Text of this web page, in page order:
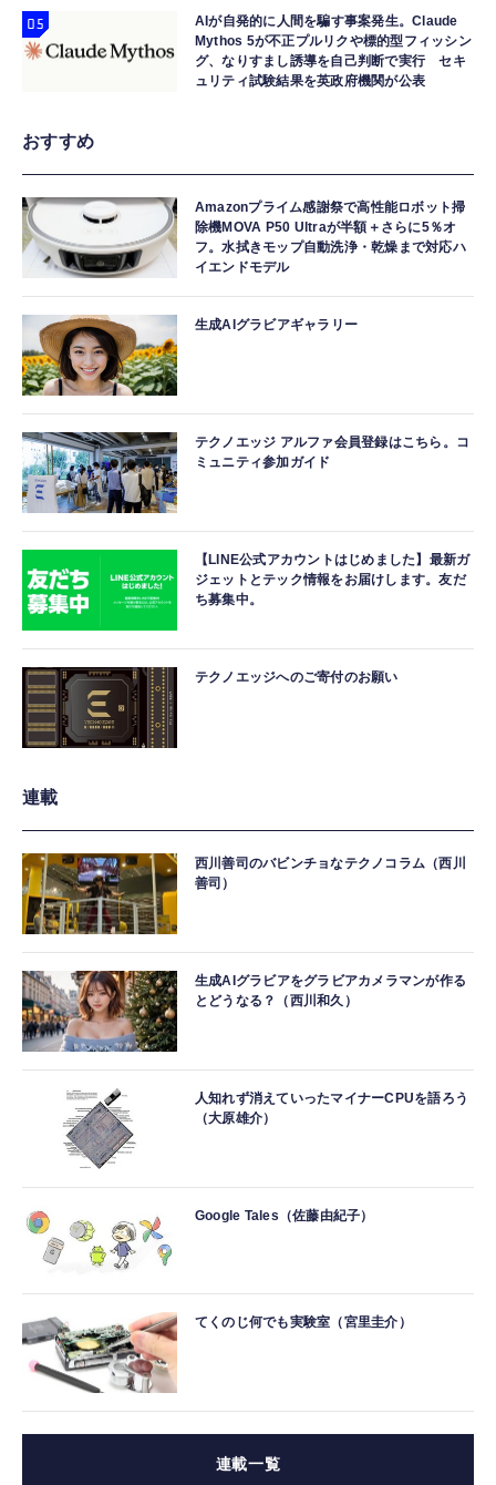
AIが自発的に人間を騙す事案発生。Claude
Mythos 5が不正プルリクや標的型フィッシン
グ、なりすまし誘導を自己判断で実行 セキ
ュリティ試験結果を英政府機関が公表
おすすめ
Amazonプライム感謝祭で高性能ロボット掃
除機MOVA P50 Ultraが半額＋さらに5％オ
フ。水拭きモップ自動洗浄・乾燥まで対応ハ
イエンドモデル
生成AIグラビアギャラリー
テクノエッジ アルファ会員登録はこちら。コ
ミュニティ参加ガイド
【LINE公式アカウントはじめました】最新ガ
ジェットとテック情報をお届けします。友だ
ち募集中。
テクノエッジへのご寄付のお願い
連載
西川善司のバビンチョなテクノコラム（西川
善司）
生成AIグラビアをグラビアカメラマンが作る
とどうなる？（西川和久）
人知れず消えていったマイナーCPUを語ろう
（大原雄介）
Google Tales（佐藤由紀子）
てくのじ何でも実験室（宮里圭介）
連載一覧